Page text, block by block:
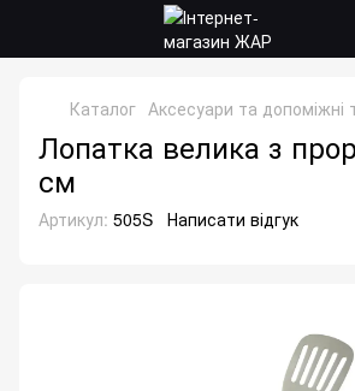
Каталог Аксесуари та допоміжні
Лопатка велика з
см
Артикул: 505S Написати відгук